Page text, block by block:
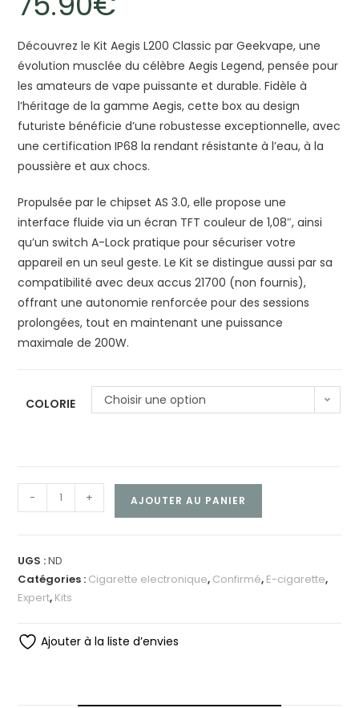
Découvrez le Kit Aegis L200 Classic par Geekvape, une
évolution musclée du célèbre Aegis Legend, pensée pour
les amateurs de vape puissante et durable. Fidèle à
l’héritage de la gamme Aegis, cette box au design
futuriste bénéficie d’une robustesse exceptionnelle, avec
une certification IP68 la rendant résistante à l’eau, à la
poussière et aux chocs.
Propulsée par le chipset AS 3.0, elle propose une
interface fluide via un écran TFT couleur de 1,08″, ainsi
qu’un switch A-Lock pratique pour sécuriser votre
appareil en un seul geste. Le Kit se distingue aussi par sa
compatibilité avec deux accus 21700 (non fournis),
offrant une autonomie renforcée pour des sessions
prolongées, tout en maintenant une puissance
maximale de 200W.
COLORIE Choisir une option
- + AJOUTER AU PANIER
UGS :ND
Catégories : Cigarette electronique, Confirmé, E-cigarette,
Expert, Kits
Ajouter à la liste d’envies